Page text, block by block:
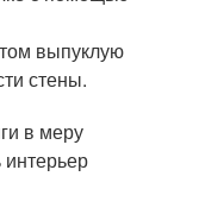
выпуклую
стены.
в меру